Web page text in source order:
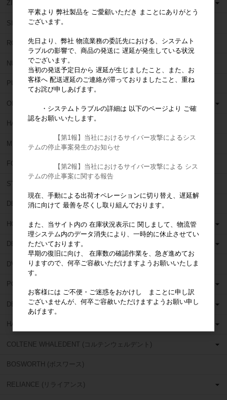
ZIPPERER (ジッペラー)
SIMIT(シミット)
ROEKO (ロエコ)
NU SMILE (ニュー スマイル)
PULPDENT (パルプデント)
OBUTURA SPARTAN (オブチュラスパルタン)
HAHNENKRATT (ハーネンクラット)
MIRROR GEAR (ミラーギア)
FORUM (フォーラム)
STAR DENTAL (スターデンタル)
DEN TOUCH (デンタッチ)
HORICO (ホリコ)
DEDECO (デデコ)
DVA (ディーヴイエー)
POLIRAPID (ポリラピッド)
DENTSPLY (デンツプライ)
HANEL (ハネル)
COLTENE WHALEDENT (コルテンウェルデント)
BOSWORTH (ボスワース)
RELIANCE (リライアンス)
平素より 弊社製品を ご愛顧いただき まことにありがとう
ございます。
先日より、弊社 物流業務の委託先における、システムト
ラブルの影響で、商品の発送に 遅延が発生している状況
でございます。
当初の発送予定日から 遅延が生じましたこと、また、お
客様へ 配送遅延のご連絡が滞っておりましたこと、重ね
てお詫び申しあげます。
・システムトラブルの詳細は 以下のページより ご確
認をお願いいたします。
【第1報】当社におけるサイバー攻撃によるシス
テムの停止事案発生のお知らせ
【第2報】当社におけるサイバー攻撃による シス
テムの停止事案に関する報告
現在、手動による出荷オペレーションに切り替え、遅延解
消に向けて 最善を尽くし取り組んでおります。
また、当サイト内の 在庫状況表示に 関しまして、物流管
理システム内のデータ消失により、一時的に休止させてい
ただいております。
早期の復旧に向け、 在庫数の確認作業を、急ぎ進めてお
りますので、何卒ご容赦いただけますようお願いいたしま
す。
お客様には ご不便・ご迷惑をおかけし まことに申し訳
ございませんが、何卒ご容赦いただけますようお願い申し
あげます。